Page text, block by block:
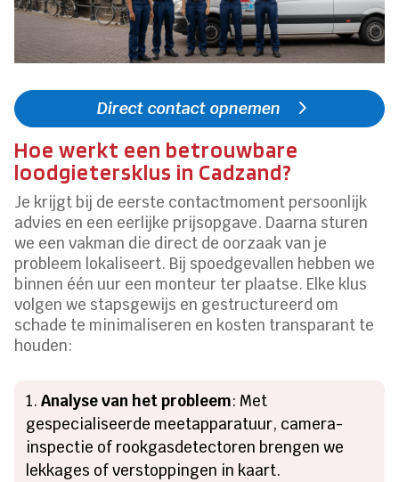
Direct contact opnemen
Hoe werkt een betrouwbare
loodgietersklus in Cadzand?
Je krijgt bij de eerste contactmoment persoonlijk
advies en een eerlijke prijsopgave. Daarna sturen
we een vakman die direct de oorzaak van je
probleem lokaliseert. Bij spoedgevallen hebben we
binnen één uur een monteur ter plaatse. Elke klus
volgen we stapsgewijs en gestructureerd om
schade te minimaliseren en kosten transparant te
houden:
Analyse van het probleem: Met
gespecialiseerde meetapparatuur, camera-
inspectie of rookgasdetectoren brengen we
lekkages of verstoppingen in kaart.